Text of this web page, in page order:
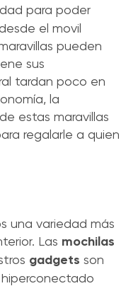
para poder
el movil
pueden
sus
tardan poco en
la
estas maravillas
regalarle a quien
una variedad más
Las mochilas
gadgets son